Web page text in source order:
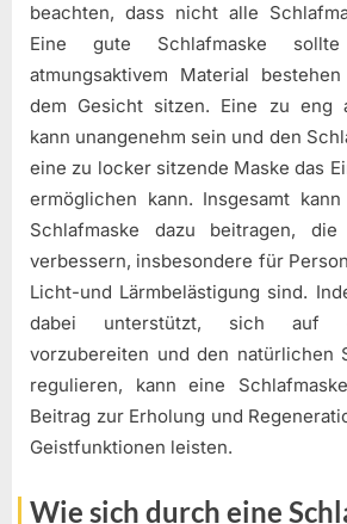
beachten, dass nicht alle
Eine gute Schlafmaske
atmungsaktivem Material
dem Gesicht sitzen. Eine zu eng
kann unangenehm sein und den
eine zu locker sitzende Maske das
ermöglichen kann. Insgesamt
Schlafmaske dazu beitragen,
verbessern, insbesondere für
Licht-und Lärmbelästigung sind.
dabei unterstützt, sich auf
vorzubereiten und den natürlichen
regulieren, kann eine
Beitrag zur Erholung und
Geistfunktionen leisten.
Wie sich durch eine